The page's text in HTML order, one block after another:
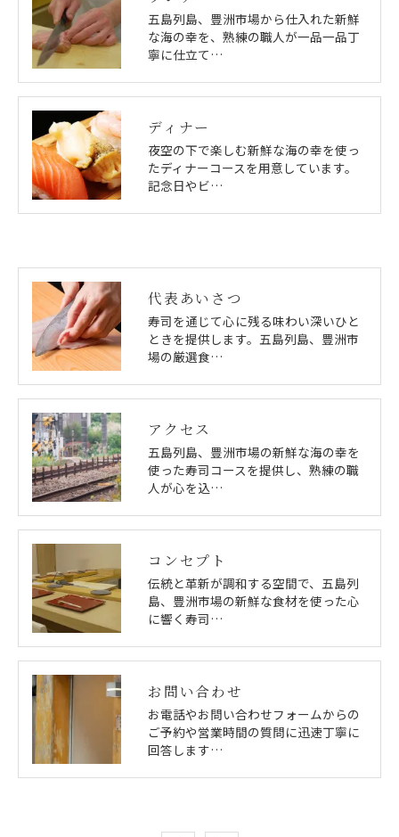
五島列島、豊洲市場から仕入れた新鮮
な海の幸を、熟練の職人が一品一品丁
寧に仕立て…
ディナー
夜空の下で楽しむ新鮮な海の幸を使っ
たディナーコースを用意しています。
記念日やビ…
代表あいさつ
寿司を通じて心に残る味わい深いひと
ときを提供します。五島列島、豊洲市
場の厳選食…
アクセス
五島列島、豊洲市場の新鮮な海の幸を
使った寿司コースを提供し、熟練の職
人が心を込…
コンセプト
伝統と革新が調和する空間で、五島列
島、豊洲市場の新鮮な食材を使った心
に響く寿司…
お問い合わせ
お電話やお問い合わせフォームからの
ご予約や営業時間の質問に迅速丁寧に
回答します…